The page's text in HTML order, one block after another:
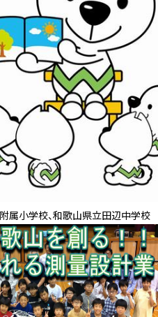
属小学校、和歌山県立田辺中学校